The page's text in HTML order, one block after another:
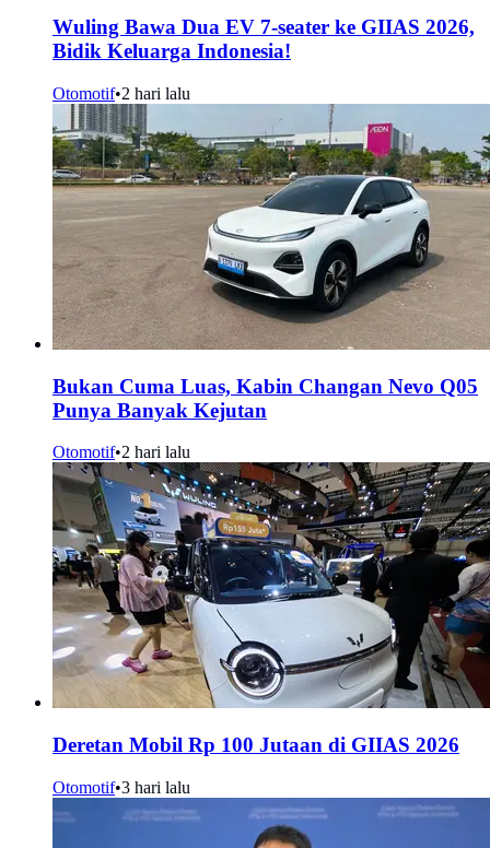
Wuling Bawa Dua EV 7-seater ke GIIAS 2026,
Bidik Keluarga Indonesia!
Otomotif•2 hari lalu
Bukan Cuma Luas, Kabin Changan Nevo Q05
Punya Banyak Kejutan
Otomotif•2 hari lalu
Deretan Mobil Rp 100 Jutaan di GIIAS 2026
Otomotif•3 hari lalu